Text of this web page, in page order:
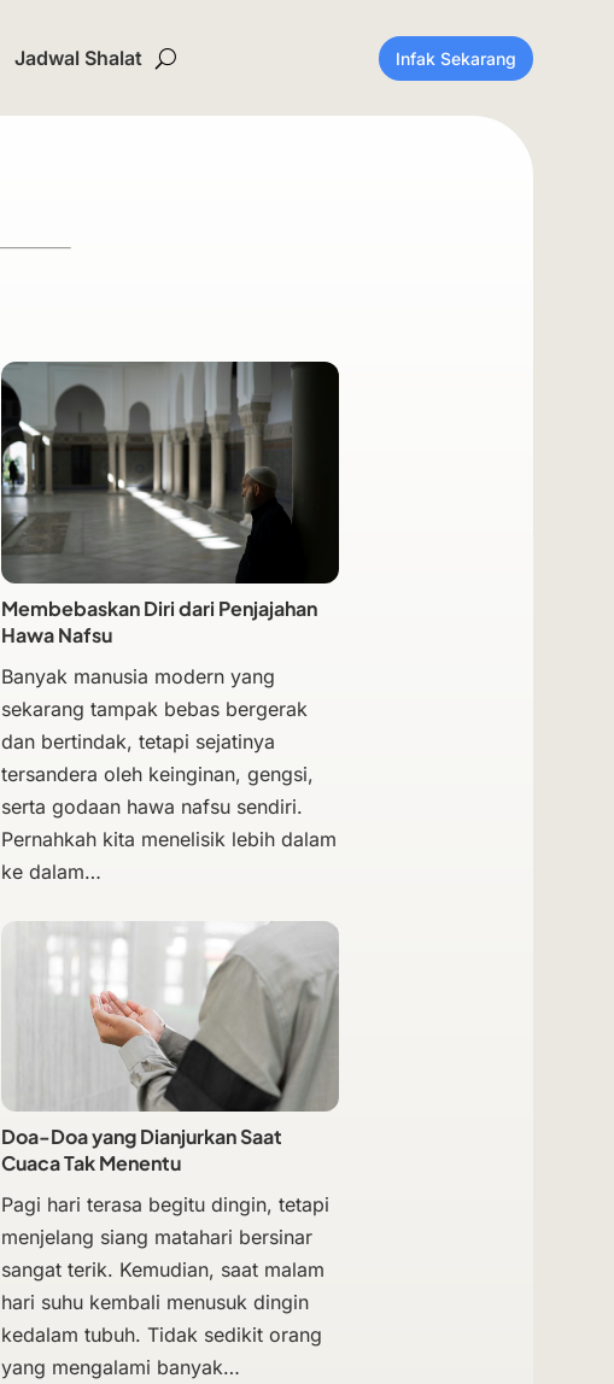
Jadwal Shalat Infak Sekarang
Membebaskan Diri dari Penjajahan
Hawa Nafsu
Banyak manusia modern yang
sekarang tampak bebas bergerak
dan bertindak, tetapi sejatinya
tersandera oleh keinginan, gengsi,
serta godaan hawa nafsu sendiri.
Pernahkah kita menelisik lebih dalam
ke dalam…
Doa-Doa yang Dianjurkan Saat
Cuaca Tak Menentu
Pagi hari terasa begitu dingin, tetapi
menjelang siang matahari bersinar
sangat terik. Kemudian, saat malam
hari suhu kembali menusuk dingin
kedalam tubuh. Tidak sedikit orang
yang mengalami banyak…